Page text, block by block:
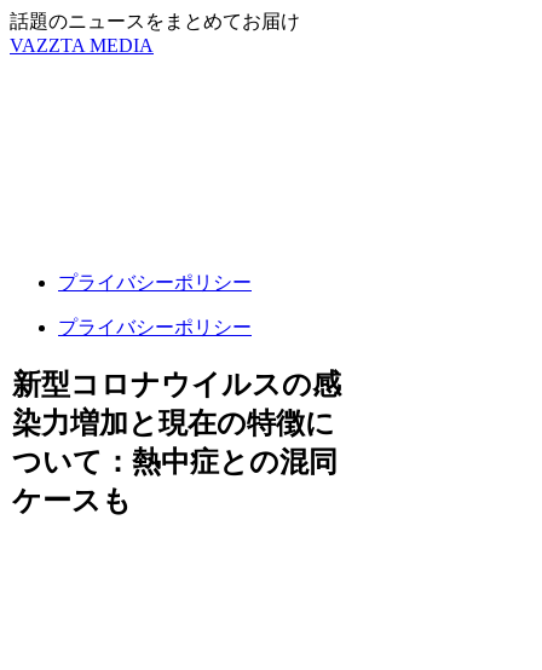
話題のニュースをまとめてお届け
VAZZTA MEDIA
プライバシーポリシー
プライバシーポリシー
新型コロナウイルスの感
染力増加と現在の特徴に
ついて：熱中症との混同
ケースも